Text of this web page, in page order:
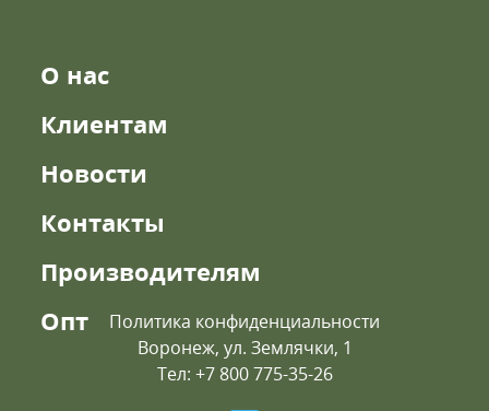
О нас
Клиентам
Новости
Контакты
Производителям
Опт
Политика конфиденциальности
Воронеж, ул. Землячки, 1
Тел: +7 800 775-35-26